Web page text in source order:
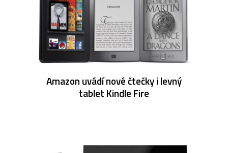
Amazon uvádí nové čtečky i levný
tablet Kindle Fire